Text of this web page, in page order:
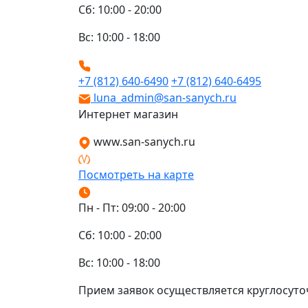
Сб: 10:00 - 20:00
Вс: 10:00 - 18:00
+7 (812) 640-6490+7 (812) 640-6495
luna_admin@san-sanych.ru
Интернет магазин
www.san-sanych.ru
Посмотреть на карте
Пн - Пт: 09:00 - 20:00
Сб: 10:00 - 20:00
Вс: 10:00 - 18:00
Прием заявок осуществляется